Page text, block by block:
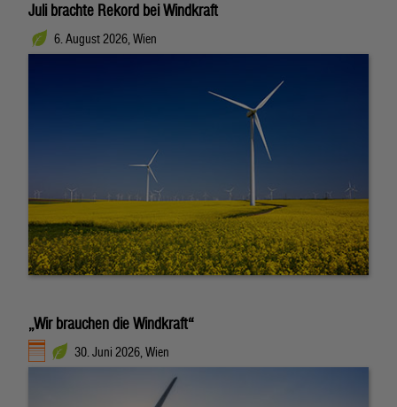
Juli brachte Rekord bei Windkraft
6. August 2026, Wien
„Wir brauchen die Windkraft“
30. Juni 2026, Wien